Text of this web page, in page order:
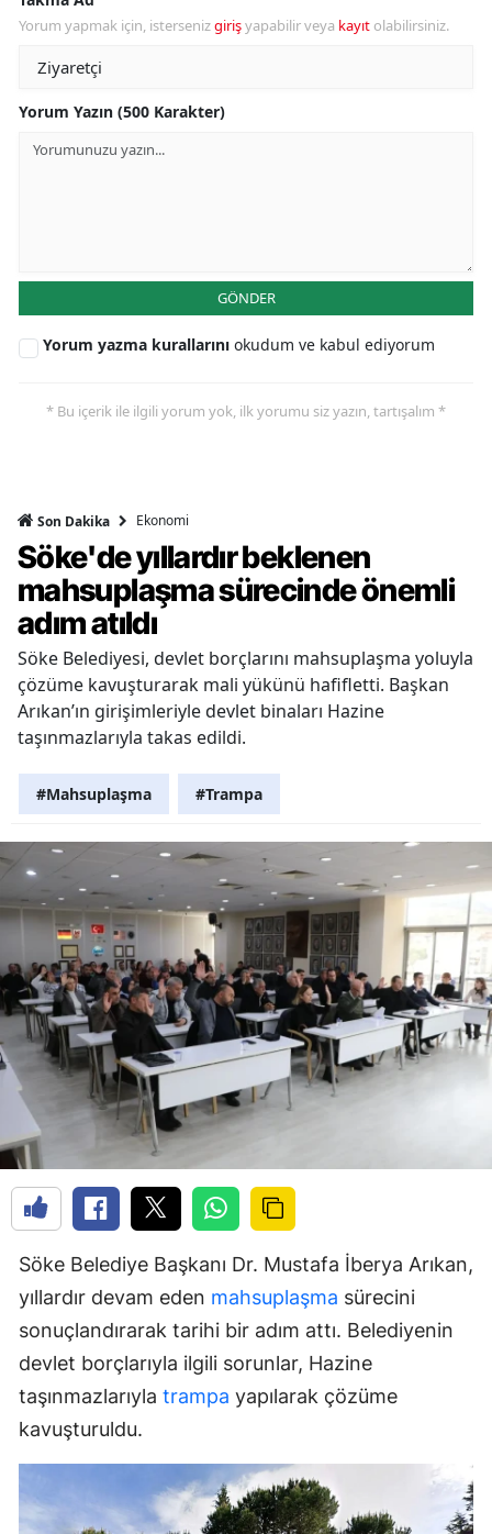
Yorum yapmak için, istersenizgirişyapabilir veya kayıt olabilirsiniz.
Yorum Yazın (500 Karakter)
GÖNDER
Yorum yazma kurallarını okudum ve kabul ediyorum
* Bu içerik ile ilgili yorum yok, ilk yorumu siz yazın, tartışalım *
Son Dakika Ekonomi
Söke'de yıllardır beklenen
mahsuplaşma sürecinde önemli
adım atıldı
Söke Belediyesi, devlet borçlarını mahsuplaşma yoluyla
çözüme kavuşturarak mali yükünü hafifletti. Başkan
Arıkan’ın girişimleriyle devlet binaları Hazine
taşınmazlarıyla takas edildi.
#Mahsuplaşma #Trampa
Söke Belediye Başkanı Dr. Mustafa İberya Arıkan,
yıllardır devam eden mahsuplaşma sürecini
sonuçlandırarak tarihi bir adım attı. Belediyenin
devlet borçlarıyla ilgili sorunlar, Hazine
taşınmazlarıyla trampa yapılarak çözüme
kavuşturuldu.